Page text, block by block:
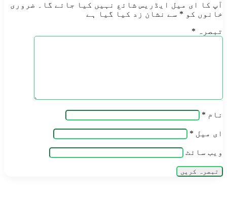
آپ کا ای میل ایڈریس شائع نہیں کیا جائے گا۔
ضروری
خانوں کو * سے نشان زد کیا گیا ہے
تبصرہ *
نام *
ای میل *
ویب‌ سائٹ